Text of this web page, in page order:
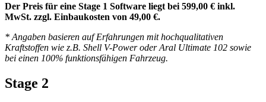
Der Preis für eine Stage 1 Software liegt bei 599,00 € inkl.
MwSt. zzgl. Einbaukosten von 49,00 €.
* Angaben basieren auf Erfahrungen mit hochqualitativen
Kraftstoffen wie z.B. Shell V-Power oder Aral Ultimate 102 sowie
bei einen 100% funktionsfähigen Fahrzeug.
Stage 2